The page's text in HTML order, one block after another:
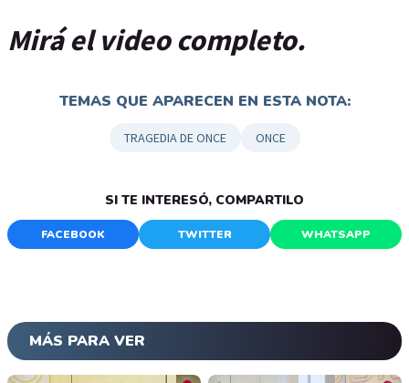
Mirá el video completo.
TEMAS QUE APARECEN EN ESTA NOTA:
TRAGEDIA DE ONCE ONCE
SI TE INTERESÓ, COMPARTILO
FACEBOOK TWITTER WHATSAPP
MÁS PARA VER